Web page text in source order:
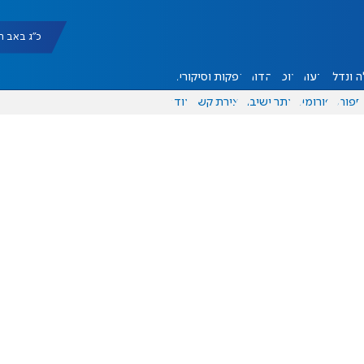
כ"ג באב תשפ"ו
ונדל"ן דעות אוכל יהדות הפקות וסיקורים
ספורט פורומים אתר ישיבה יצירת קשר עוד